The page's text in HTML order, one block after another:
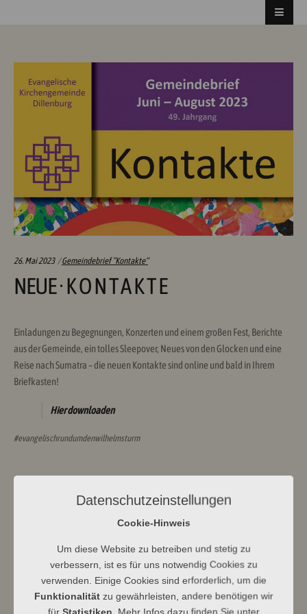
26. Mai 2023 Categories:
Gemeindebrief ”Kontakte“
NEUE · K O N T A K T E
Einladungen zu Begegnungen, Konzerten und einem großen Fest, Berichte
aus der Gemeinde, ein tolles Sleepover, Neues von den Glocken und eine
Reise nach Sumatra – die neuen Kontakte sind online und bald in Ihrem
Briefkasten!
Hier downloaden
#evangelischrundumdenwilhelmsturm
Ev Kirchengemeinde Dbg
Datenschutzeinstellungen
Cookie-Hinweis
Um diese Website zu betreiben und stetig zu
verbessern, ist es für uns notwendig Cookies zu
verwenden. Einige Cookies sind erforderlich, um die
Funktionalitätzu gewährleisten, andere benötigen wir
für Statistiken . Mehr Infos dazu finden Sie unter